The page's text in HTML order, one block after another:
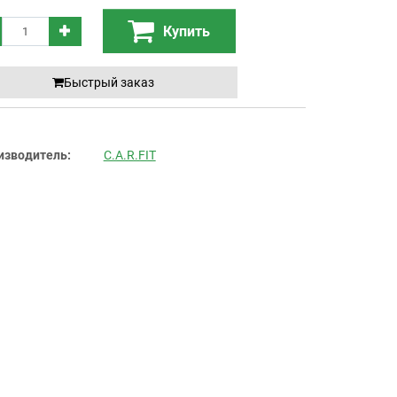
Купить
Быстрый заказ
C.A.R.FIT